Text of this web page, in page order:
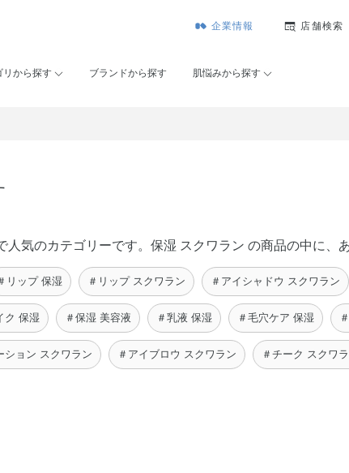
企業情報 店舗検索
リから探す ブランドから探す 肌悩みから探す
気のカテゴリーです。保湿 スクワラン の商品の中に、
リップ 保湿 ＃リップ スクワラン ＃アイシャドウ スクワラン
ク 保湿 ＃保湿 美容液 ＃乳液 保湿 ＃毛穴ケア 保湿
ション スクワラン ＃アイブロウ スクワラン ＃チーク スクワ